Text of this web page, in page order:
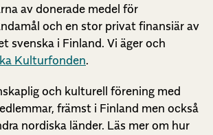
av donerade medel för
och en stor privat finansiär av
svenska i Finland. Vi äger och
Kulturfonden.
och kulturell förening med
främst i Finland men också
nordiska länder. Läs mer om hur